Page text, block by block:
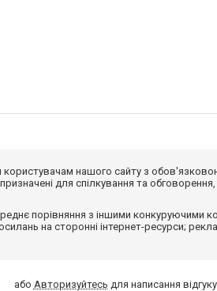
нашого сайту з
для спілкування та
порівняння з іншими конкуруючими
на сторонні інтернет-ресурси;
або Авторизуйтесь для написання відгуку